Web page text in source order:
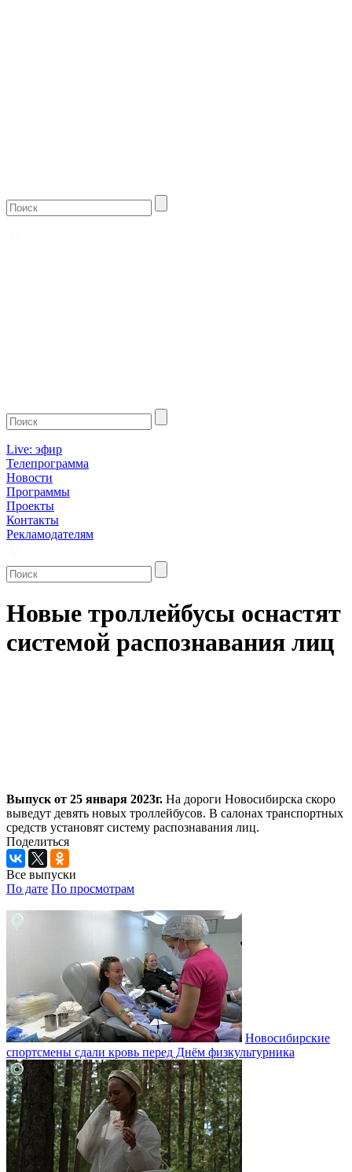
Live: эфир
Телепрограмма
Новости
Программы
Проекты
Контакты
Рекламодателям
Новые троллейбусы оснастят
системой распознавания лиц
Выпуск от 25 января 2023г. На дороги Новосибирска скоро
выведут девять новых троллейбусов. В салонах транспортных
средств установят систему распознавания лиц.
Поделиться
Все выпуски
По дате По просмотрам
Новосибирские
спортсмены сдали кровь перед Днём физкультурника